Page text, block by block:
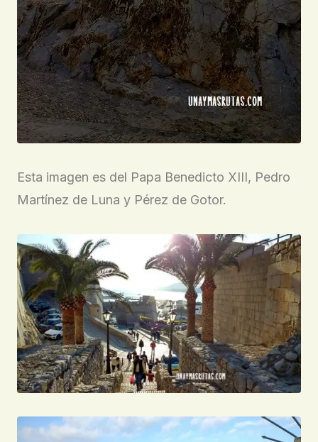
Esta imagen es del Papa Benedicto XIII, Pedro
Martínez de Luna y Pérez de Gotor.